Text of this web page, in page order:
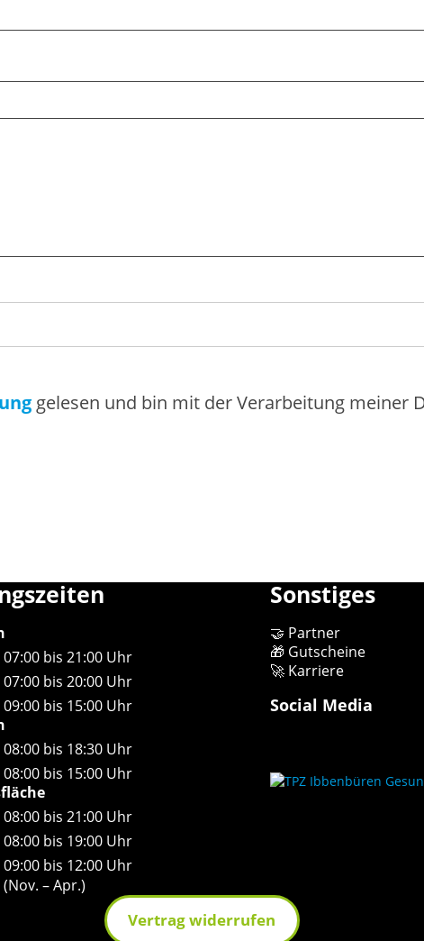
gelesen und bin mit der Verarbeitung meiner
07:00 bis 21:00 Uhr
07:00 bis 20:00 Uhr
09:00 bis 15:00 Uhr
08:00 bis 18:30 Uhr
08:00 bis 15:00 Uhr
08:00 bis 21:00 Uhr
08:00 bis 19:00 Uhr
09:00 bis 12:00 Uhr
(Nov. – Apr.)
Sonstiges
🤝 Partner
🎁 Gutscheine
🚀 Karriere
Social Media
Vertrag widerrufen